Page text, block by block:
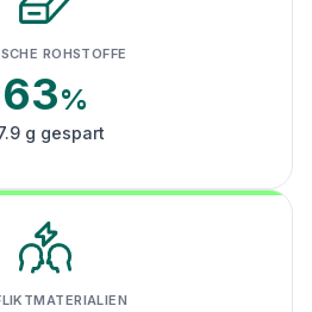
ROHSTOFFE
63%
g gespart